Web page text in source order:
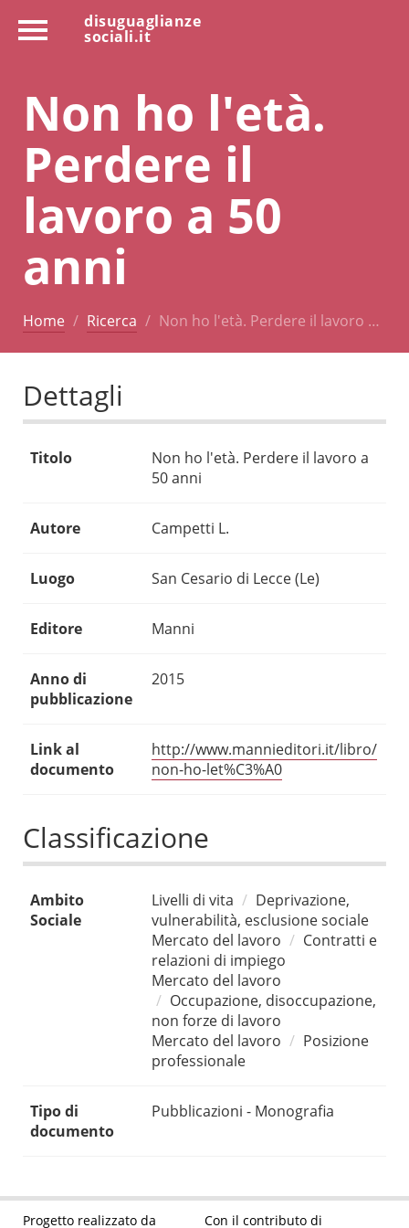
disuguaglianze
sociali.it
Non ho l'età.
Perdere il
lavoro a 50
anni
Home Ricerca Non ho l'età. Perdere il lavoro …
Dettagli
Titolo
Non ho l'età. Perdere il lavoro a
50 anni
Autore Campetti L.
Luogo San Cesario di Lecce (Le)
Editore Manni
Anno di
pubblicazione
2015
Link al
documento
http://www.mannieditori.it/libro/
non-ho-let%C3%A0
Classificazione
Ambito
Sociale
Livelli di vita
Deprivazione,
vulnerabilità, esclusione sociale
Mercato del lavoro
Contratti e
relazioni di impiego
Mercato del lavoro
Occupazione, disoccupazione,
non forze di lavoro
Mercato del lavoro
Posizione
professionale
Tipo di
documento
Pubblicazioni - Monografia
Progetto realizzato da Con il contributo di